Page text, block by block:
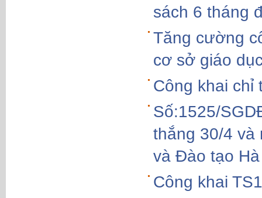
sách 6 tháng
Tăng cường
cơ sở giáo
Công khai chỉ
Số:1525/
thắng 30/4 và
và Đào tạo
Công khai